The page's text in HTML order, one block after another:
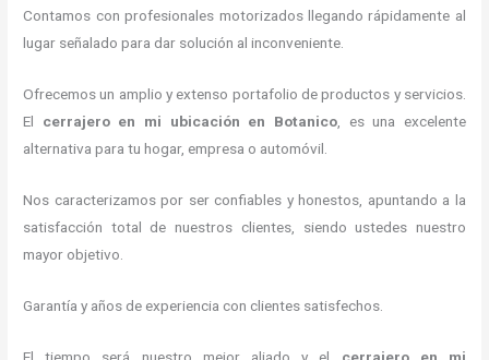
Contamos con profesionales motorizados llegando rápidamente al
lugar señalado para dar solución al inconveniente.
Ofrecemos un amplio y extenso portafolio de productos y servicios.
El cerrajero en mi ubicación en Botanico, es una excelente
alternativa para tu hogar, empresa o automóvil.
Nos caracterizamos por ser confiables y honestos, apuntando a la
satisfacción total de nuestros clientes, siendo ustedes nuestro
mayor objetivo.
Garantía y años de experiencia con clientes satisfechos.